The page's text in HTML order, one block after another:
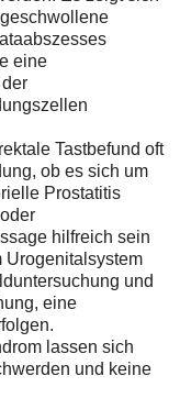
eine
Tastbefund oft
ob es sich um
Prostatitis
hilfreich sein
Urogenitalsystem
und
eine
lassen sich
und keine